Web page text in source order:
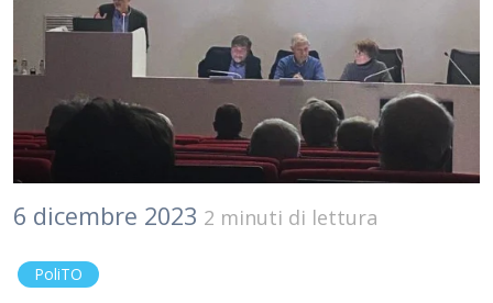
6 dicembre 2023 2 minuti di lettura
PoliTO